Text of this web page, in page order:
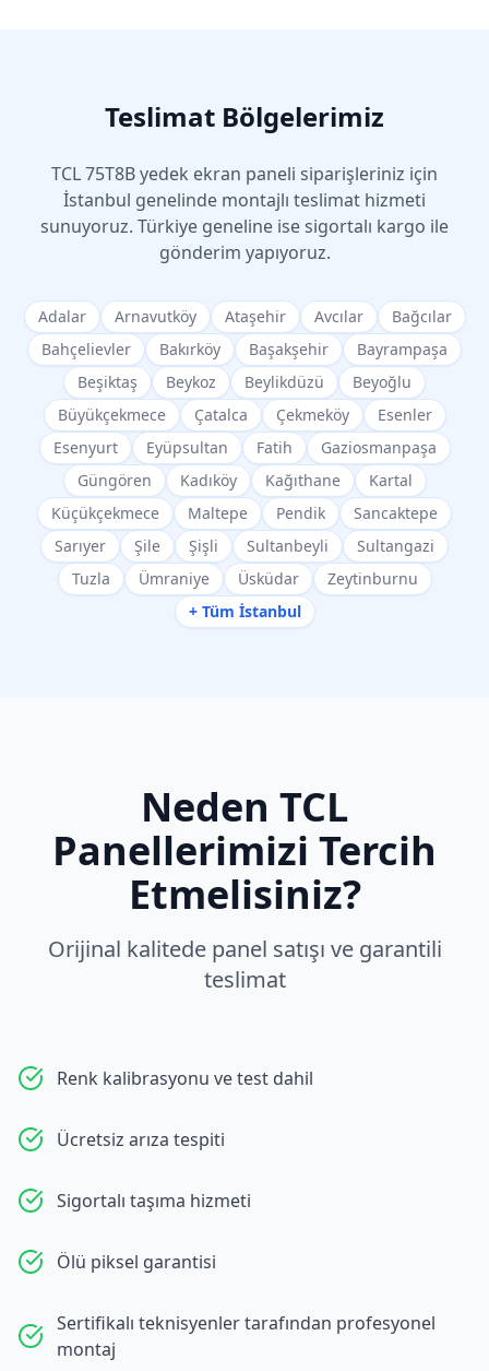
Teslimat Bölgelerimiz
TCL75T8Byedek ekran paneli siparişleriniz için
İstanbul genelinde montajlı teslimat hizmeti
sunuyoruz. Türkiye geneline ise sigortalı kargo ile
gönderim yapıyoruz.
Adalar Arnavutköy Ataşehir Avcılar
Bağcılar
Bahçelievler
Bakırköy Başakşehir
Bayrampaşa
Beşiktaş
Beykoz Beylikdüzü
Beyoğlu
Büyükçekmece
Çatalca Çekmeköy
Esenler
Esenyurt
Eyüpsultan Fatih
Gaziosmanpaşa
Güngören
Kadıköy Kağıthane
Kartal
Küçükçekmece
Maltepe Pendik
Sancaktepe
Sarıyer
Şile Şişli Sultanbeyli
Sultangazi
Tuzla
Ümraniye Üsküdar
Zeytinburnu
+ Tüm İstanbul
Neden TCL
Panellerimizi Tercih
Etmelisiniz?
Orijinal kalitede panel satışı ve garantili
teslimat
Renk kalibrasyonu ve test dahil
Ücretsiz arıza tespiti
Sigortalı taşıma hizmeti
Ölü piksel garantisi
Sertifikalı teknisyenler tarafından profesyonel
montaj